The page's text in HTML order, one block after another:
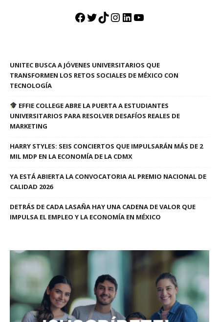
Facebook
Twitter
TikTok
Instagram
LinkedIn
YouTube
UNITEC BUSCA A JÓVENES UNIVERSITARIOS QUE
TRANSFORMEN LOS RETOS SOCIALES DE MÉXICO CON
TECNOLOGÍA
EFFIE COLLEGE ABRE LA PUERTA A ESTUDIANTES
UNIVERSITARIOS PARA RESOLVER DESAFÍOS REALES DE
MARKETING
HARRY STYLES: SEIS CONCIERTOS QUE IMPULSARÁN MÁS DE 2
MIL MDP EN LA ECONOMÍA DE LA CDMX
YA ESTÁ ABIERTA LA CONVOCATORIA AL PREMIO NACIONAL DE
CALIDAD 2026
DETRÁS DE CADA LASAÑA HAY UNA CADENA DE VALOR QUE
IMPULSA EL EMPLEO Y LA ECONOMÍA EN MÉXICO